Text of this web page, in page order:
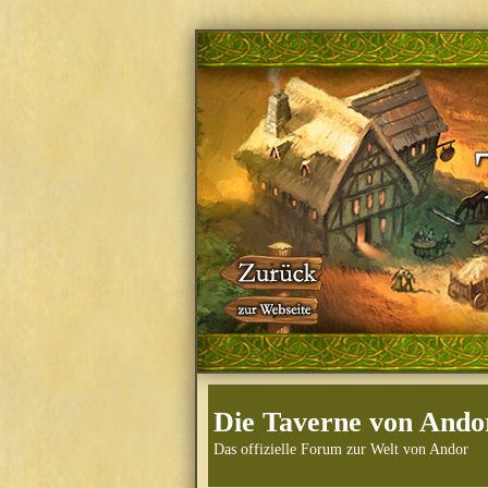
Die Taverne von
Das offizielle Forum zur Welt von Andor